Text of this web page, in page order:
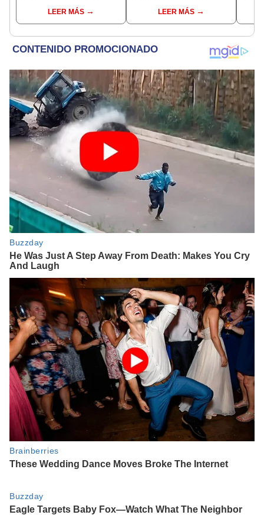
protagonizada por
Valerie Domínguez?
LEER MÁS LEER MÁS